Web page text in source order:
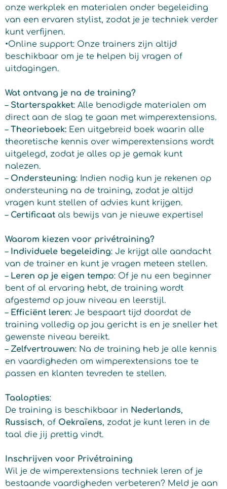
onze werkplek en materialen onder begeleiding
van een ervaren stylist, zodat je je techniek verder
kunt verfijnen.
•Online support: Onze trainers zijn altijd
beschikbaar om je te helpen bij vragen of
uitdagingen.
Wat ontvang je na de training?
– Starterspakket: Alle benodigde materialen om
direct aan de slag te gaan met wimperextensions.
– Theorieboek: Een uitgebreid boek waarin alle
theoretische kennis over wimperextensions wordt
uitgelegd, zodat je alles op je gemak kunt
nalezen.
– Ondersteuning: Indien nodig kun je rekenen op
ondersteuning na de training, zodat je altijd
vragen kunt stellen of advies kunt krijgen.
– Certificaat als bewijs van je nieuwe expertise!
Waarom kiezen voor privétraining?
– Individuele begeleiding: Je krijgt alle aandacht
van de trainer en kunt je vragen meteen stellen.
– Leren op je eigen tempo: Of je nu een beginner
bent of al ervaring hebt, de training wordt
afgestemd op jouw niveau en leerstijl.
– Efficiënt leren: Je bespaart tijd doordat de
training volledig op jou gericht is en je sneller het
gewenste niveau bereikt.
– Zelfvertrouwen: Na de training heb je alle kennis
en vaardigheden om wimperextensions toe te
passen en klanten tevreden te stellen.
Taalopties:
De training is beschikbaar in Nederlands,
Russisch, of Oekraïens, zodat je kunt leren in de
taal die jij prettig vindt.
Inschrijven voor Privétraining
Wil je de wimperextensions techniek leren of je
bestaande vaardigheden verbeteren? Meld je aan